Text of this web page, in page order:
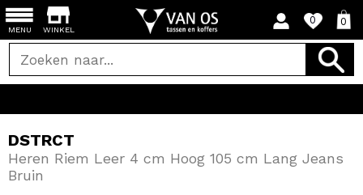
WINKEL
0 0
MENU
DSTRCT
Heren Riem Leer 4 cm Hoog 105 cm Lang Jeans
Bruin